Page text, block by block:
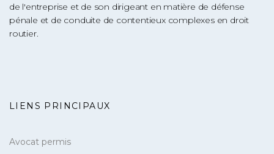
de l'entreprise et de son dirigeant en matière de défense
pénale et de conduite de contentieux complexes en droit
routier.
LIENS PRINCIPAUX
Avocat permis